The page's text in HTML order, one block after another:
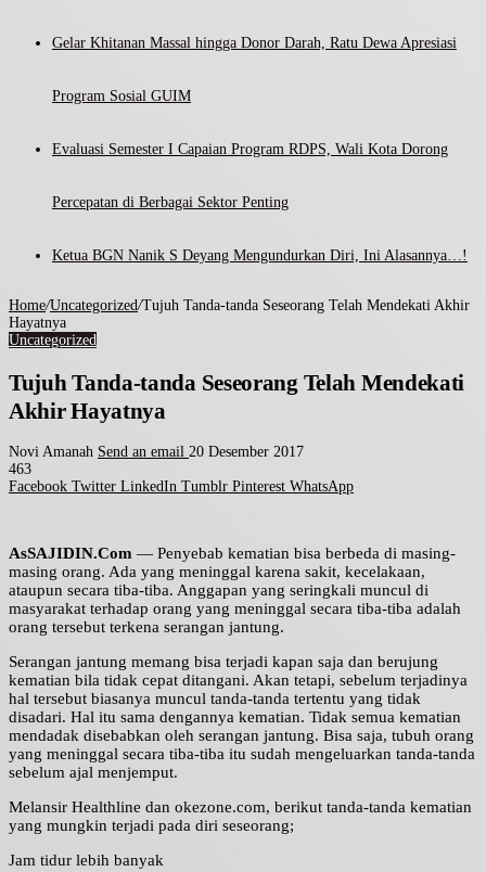
Gelar Khitanan Massal hingga Donor Darah, Ratu Dewa Apresiasi
Program Sosial GUIM
Evaluasi Semester I Capaian Program RDPS, Wali Kota Dorong
Percepatan di Berbagai Sektor Penting
Ketua BGN Nanik S Deyang Mengundurkan Diri, Ini Alasannya…!
Home/Uncategorized/Tujuh Tanda-tanda Seseorang Telah Mendekati Akhir
Hayatnya
Uncategorized
Tujuh Tanda-tanda Seseorang Telah Mendekati
Akhir Hayatnya
Novi Amanah Send an email 20 Desember 2017
463
Facebook Twitter LinkedIn Tumblr Pinterest WhatsApp
AsSAJIDIN.Com — Penyebab kematian bisa berbeda di masing-
masing orang. Ada yang meninggal karena sakit, kecelakaan,
ataupun secara tiba-tiba. Anggapan yang seringkali muncul di
masyarakat terhadap orang yang meninggal secara tiba-tiba adalah
orang tersebut terkena serangan jantung.
Serangan jantung memang bisa terjadi kapan saja dan berujung
kematian bila tidak cepat ditangani. Akan tetapi, sebelum terjadinya
hal tersebut biasanya muncul tanda-tanda tertentu yang tidak
disadari. Hal itu sama dengannya kematian. Tidak semua kematian
mendadak disebabkan oleh serangan jantung. Bisa saja, tubuh orang
yang meninggal secara tiba-tiba itu sudah mengeluarkan tanda-tanda
sebelum ajal menjemput.
Melansir Healthline dan okezone.com, berikut tanda-tanda kematian
yang mungkin terjadi pada diri seseorang;
Jam tidur lebih banyak